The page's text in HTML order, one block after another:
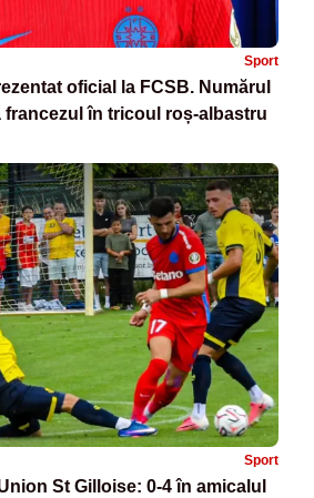
Sport
oficial la FCSB. Numărul
francezul în tricoul roș-albastru
Sport
St Gilloise: 0-4 în amicalul